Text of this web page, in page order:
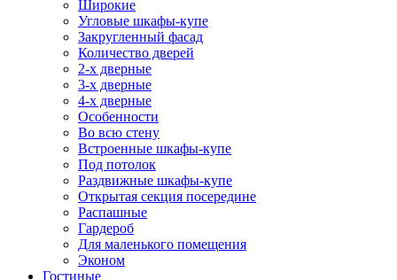
Широкие
Угловые шкафы-купе
Закругленный фасад
Количество дверей
2-х дверные
3-х дверные
4-х дверные
Особенности
Во всю стену
Встроенные шкафы-купе
Под потолок
Раздвижные шкафы-купе
Открытая секция посередине
Распашные
Гардероб
Для маленького помещения
Эконом
Гостиные